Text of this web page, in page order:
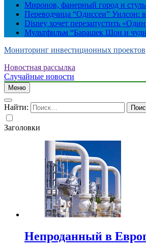
Миронов, фанерный город и
Переводчица “Одиссеи” Уилсон:
Disney хочет перезапустить
Мультфильм “Барашек Шон и
Мониторинг инвестиционных проектов
Новостная рассылка
Случайные новости
Меню
Найти:
Заголовки
Непроданный в